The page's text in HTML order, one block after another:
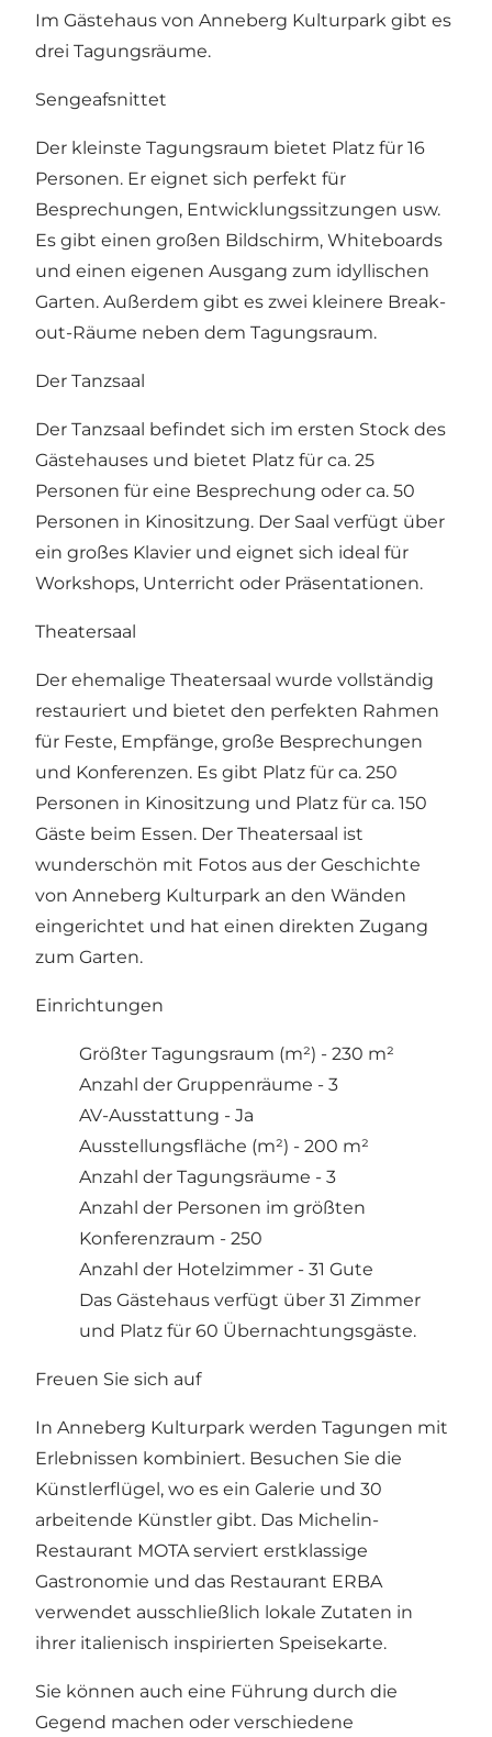
Im Gästehaus von Anneberg Kulturpark gibt es
drei Tagungsräume.
Sengeafsnittet
Der kleinste Tagungsraum bietet Platz für 16
Personen. Er eignet sich perfekt für
Besprechungen, Entwicklungssitzungen usw.
Es gibt einen großen Bildschirm, Whiteboards
und einen eigenen Ausgang zum idyllischen
Garten. Außerdem gibt es zwei kleinere Break-
out-Räume neben dem Tagungsraum.
Der Tanzsaal
Der Tanzsaal befindet sich im ersten Stock des
Gästehauses und bietet Platz für ca. 25
Personen für eine Besprechung oder ca. 50
Personen in Kinositzung. Der Saal verfügt über
ein großes Klavier und eignet sich ideal für
Workshops, Unterricht oder Präsentationen.
Theatersaal
Der ehemalige Theatersaal wurde vollständig
restauriert und bietet den perfekten Rahmen
für Feste, Empfänge, große Besprechungen
und Konferenzen. Es gibt Platz für ca. 250
Personen in Kinositzung und Platz für ca. 150
Gäste beim Essen. Der Theatersaal ist
wunderschön mit Fotos aus der Geschichte
von Anneberg Kulturpark an den Wänden
eingerichtet und hat einen direkten Zugang
zum Garten.
Einrichtungen
Größter Tagungsraum (m²) - 230 m²
Anzahl der Gruppenräume - 3
AV-Ausstattung - Ja
Ausstellungsfläche (m²) - 200 m²
Anzahl der Tagungsräume - 3
Anzahl der Personen im größten
Konferenzraum - 250
Anzahl der Hotelzimmer - 31 Gute
Das Gästehaus verfügt über 31 Zimmer
und Platz für 60 Übernachtungsgäste.
Freuen Sie sich auf
In Anneberg Kulturpark werden Tagungen mit
Erlebnissen kombiniert. Besuchen Sie die
Künstlerflügel, wo es ein Galerie und 30
arbeitende Künstler gibt. Das Michelin-
Restaurant MOTA serviert erstklassige
Gastronomie und das Restaurant ERBA
verwendet ausschließlich lokale Zutaten in
ihrer italienisch inspirierten Speisekarte.
Sie können auch eine Führung durch die
Gegend machen oder verschiedene